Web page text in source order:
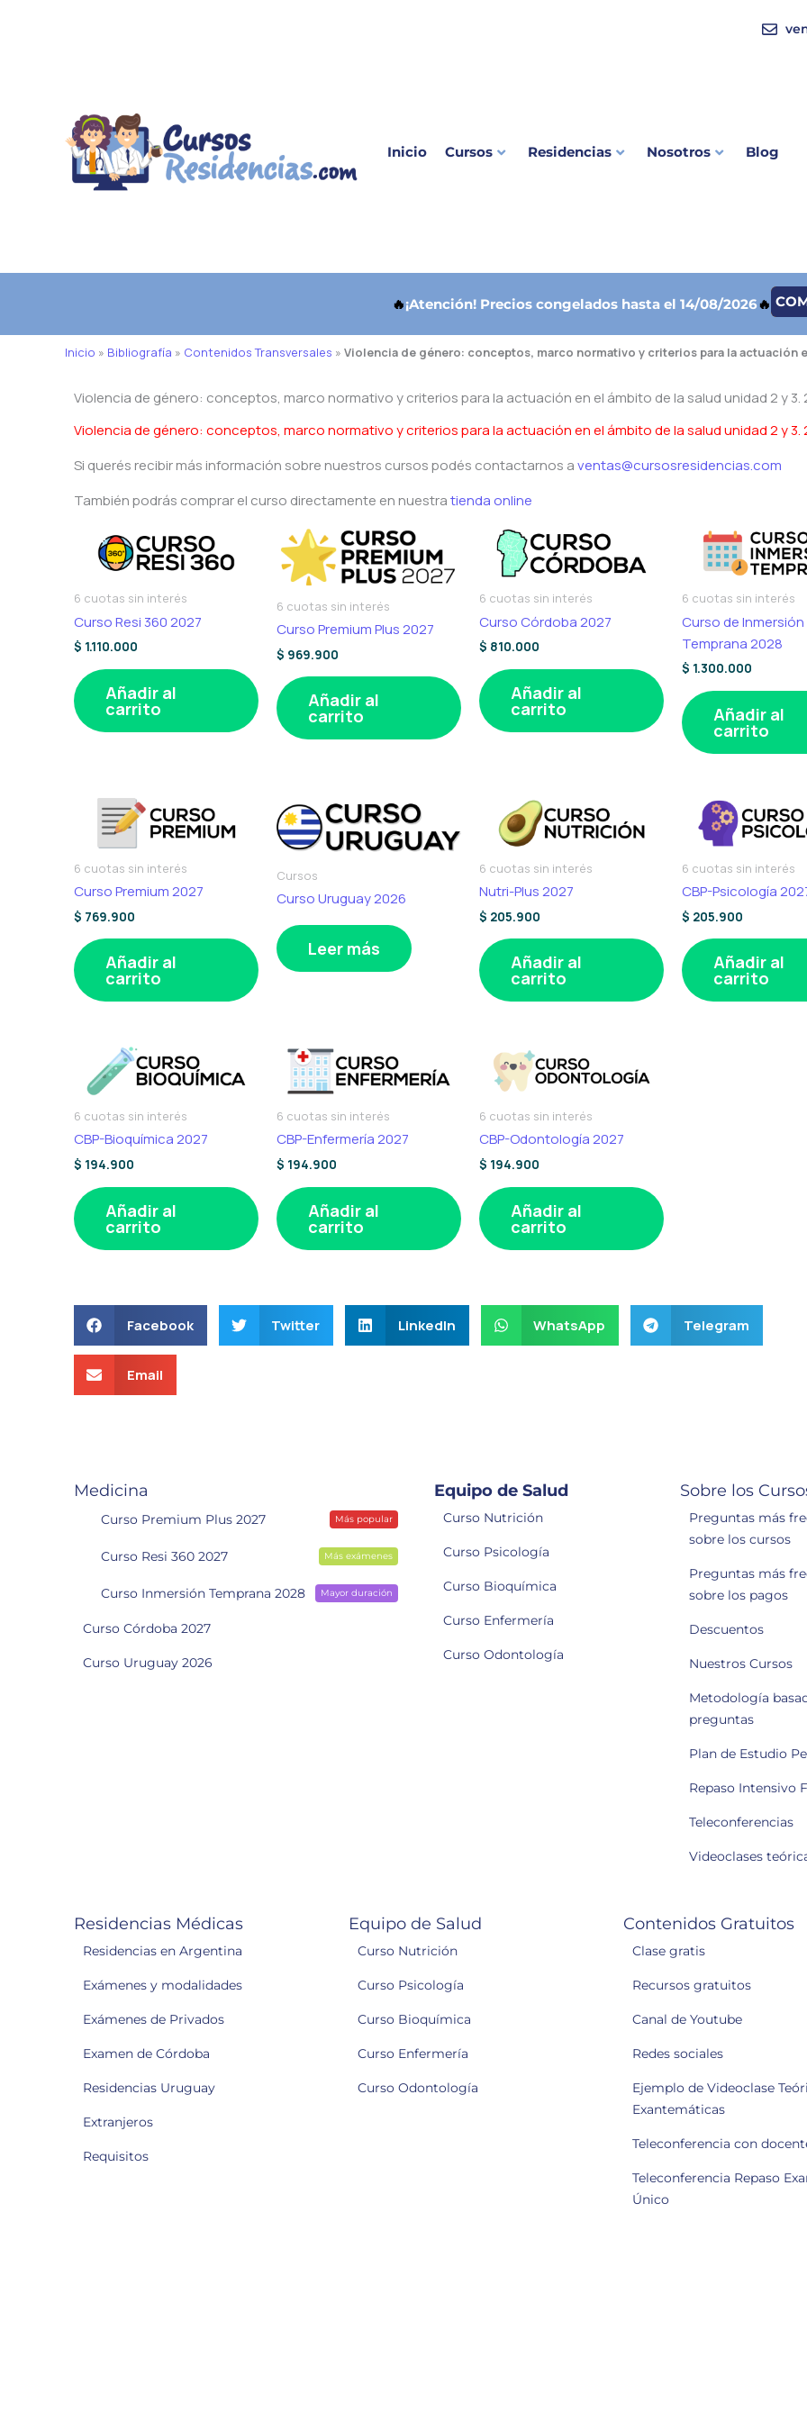
Inicio Cursos Residencias Nosotros Blog
🔥¡Atención! Precios congelados hasta el 14/08/2026🔥
Inicio » Bibliografía » Contenidos Transversales » Violencia de género: conceptos, marco normativo y criterios para la actuación
Violencia de género: conceptos, marco normativo y criterios para la actuación en el ámbito de la salud unidad 2 y 3.
Violencia de género: conceptos, marco normativo y criterios para la actuación en el ámbito de la salud unidad 2 y 3.
Si querés recibir más información sobre nuestros cursos podés contactarnos aventas@cursosresidencias.com
También podrás comprar el curso directamente en nuestratienda online
6 cuotas sin interés
Curso Resi 360 2027
$ 1.110.000
Añadir al
carrito
6 cuotas sin interés
Curso Premium Plus 2027
$ 969.900
Añadir al
carrito
6 cuotas sin interés
Curso Córdoba 2027
$ 810.000
Añadir al
carrito
6 cuotas sin interés
Curso de Inmersión
Temprana 2028
$ 1.300.000
Añadir al
carrito
6 cuotas sin interés
Curso Premium 2027
$ 769.900
Añadir al
carrito
Cursos
Curso Uruguay 2026
Leer más
6 cuotas sin interés
Nutri-Plus 2027
$ 205.900
Añadir al
carrito
6 cuotas sin interés
CBP-Psicología
$ 205.900
Añadir al
carrito
6 cuotas sin interés
CBP-Bioquímica 2027
$ 194.900
Añadir al
carrito
6 cuotas sin interés
CBP-Enfermería 2027
$ 194.900
Añadir al
carrito
6 cuotas sin interés
CBP-Odontología 2027
$ 194.900
Añadir al
carrito
Facebook Twitter LinkedIn WhatsApp Telegram
Email
Medicina
Curso Premium Plus 2027 Más popular
Curso Resi 360 2027 Más exámenes
Curso Inmersión Temprana 2028 Mayor duración
Curso Córdoba 2027
Curso Uruguay 2026
Equipo de Salud
Curso Nutrición
Curso Psicología
Curso Bioquímica
Curso Enfermería
Curso Odontología
Sobre los
Preguntas más
sobre los cursos
Preguntas más
sobre los pagos
Descuentos
Nuestros Cursos
Metodología
preguntas
Plan de Estudio
Repaso Intensivo
Teleconferencias
Videoclases
Residencias Médicas
Residencias en Argentina
Exámenes y modalidades
Exámenes de Privados
Examen de Córdoba
Residencias Uruguay
Extranjeros
Requisitos
Equipo de Salud
Curso Nutrición
Curso Psicología
Curso Bioquímica
Curso Enfermería
Curso Odontología
Contenidos Gratuitos
Clase gratis
Recursos gratuitos
Canal de Youtube
Redes sociales
Ejemplo de Videoclase
Exantemáticas
Teleconferencia con
Teleconferencia Repaso
Único